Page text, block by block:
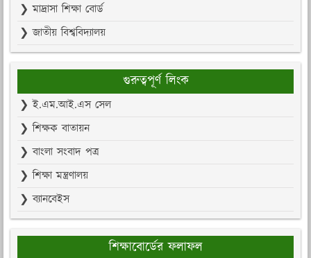
❯ মাদ্রাসা শিক্ষা বোর্ড
❯ জাতীয় বিশ্ববিদ্যালয়
গুরুত্বপূর্ণ লিংক
❯ ই.এম.আই.এস সেল
❯ শিক্ষক বাতায়ন
❯ বাংলা সংবাদ পত্র
❯ শিক্ষা মন্ত্রণালয়
❯ ব্যানবেইস
শিক্ষাবোর্ডের ফলাফল